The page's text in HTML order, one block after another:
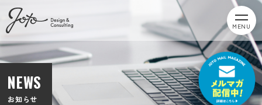
MENU
NEWS
お知らせ